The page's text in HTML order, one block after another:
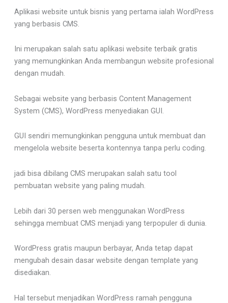
Aplikasi website untuk bisnis yang pertama ialah WordPress
yang berbasis CMS.
Ini merupakan salah satu aplikasi website terbaik gratis
yang memungkinkan Anda membangun website profesional
dengan mudah.
Sebagai website yang berbasis Content Management
System (CMS), WordPress menyediakan GUI.
GUI sendiri memungkinkan pengguna untuk membuat dan
mengelola website beserta kontennya tanpa perlu coding.
jadi bisa dibilang CMS merupakan salah satu tool
pembuatan website yang paling mudah.
Lebih dari 30 persen web menggunakan WordPress
sehingga membuat CMS menjadi yang terpopuler di dunia.
WordPress gratis maupun berbayar, Anda tetap dapat
mengubah desain dasar website dengan template yang
disediakan.
Hal tersebut menjadikan WordPress ramah pengguna